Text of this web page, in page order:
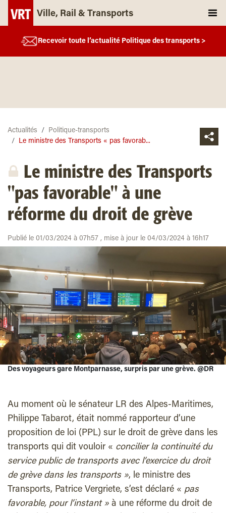
Ville, Rail & Transports
Recevoir toute l’actualité Politique des transports >
Actualités
Politique-transports
Le ministre des Transports « pas favorab...
Le ministre des Transports
"pas favorable" à une
réforme du droit de grève
Publié le 01/03/2024 à 07h57 , mise à jour le 04/03/2024 à 16h17
Des voyageurs gare Montparnasse, surpris par une grève. @DR
Au moment où le sénateur LR des Alpes-Maritimes,
Philippe Tabarot, était nommé rapporteur d’une
proposition de loi (PPL) sur le droit de grève dans les
transports qui dit vouloir « concilier la continuité du
service public de transports avec l’exercice du droit
de grève dans les transports », le ministre des
Transports, Patrice Vergriete, s’est déclaré « pas
favorable, pour l’instant » à une réforme du droit de